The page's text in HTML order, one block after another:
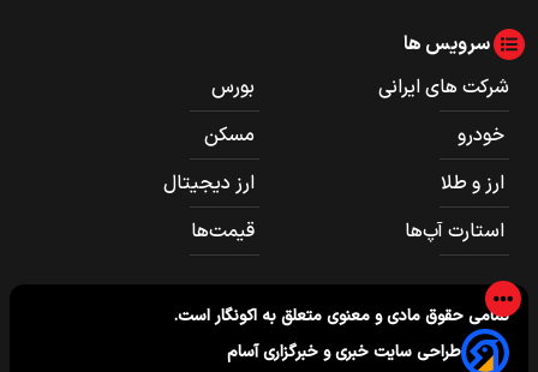
سرویس ها
شرکت های ایرانی
بورس
خودرو
مسکن
ارز و طلا
ارز دیجیتال
استارت آپ‌ها
قیمت‌ها
تمامی حقوق مادی و معنوی متعلق به اکونگاراست.
طراحی سایت خبری و خبرگزاری آسام